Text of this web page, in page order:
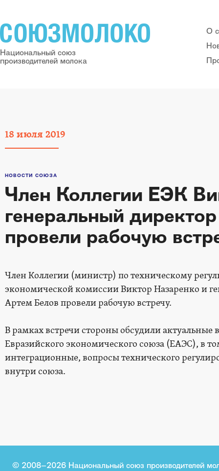
Национальный союз
производителей молока
О
18 июля 2019
НОВОСТИ СОЮЗА
Член Коллегии ЕЭК
генеральный
провели рабочую
Член Коллегии (министр) по техническому
экономической комиссии Виктор Назаренко и
Артем Белов провели рабочую встречу.
В рамках встречи стороны обсудили
Евразийского экономического союза (ЕАЭС), в
интеграционные, вопросы технического
внутри союза.
© 2008–2026 Национальный союз производителей